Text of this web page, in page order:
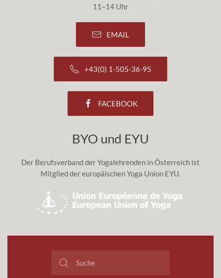
11–14 Uhr
EMAIL
+43(0) 1-505-36-95
FACEBOOK
BYO und EYU
Der Berufsverband der Yogalehrenden in Österreich ist
Mitglied der europäischen Yoga Union EYU.